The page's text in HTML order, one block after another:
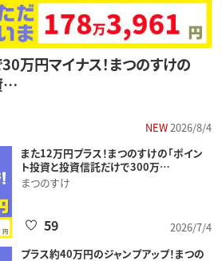
万円マイナス！まつのすけの
…
NEW2026/8/4
また12万円プラス！まつのすけの「ポイン
ト投資と投資信託だけで300万…
まつのすけ
2026/7/4
59
プラス約40万円のジャンプアップ！まつの